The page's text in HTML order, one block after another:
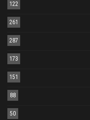
122
261
287
173
151
88
50